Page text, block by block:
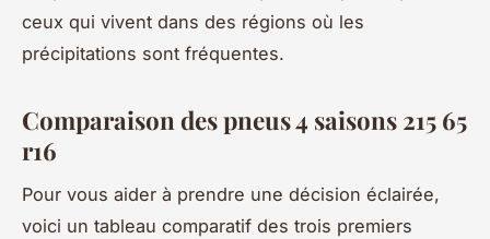
ceux qui vivent dans des régions où les
précipitations sont fréquentes.
Comparaison des pneus 4 saisons 215 65
r16
Pour vous aider à prendre une décision éclairée,
voici un tableau comparatif des trois premiers